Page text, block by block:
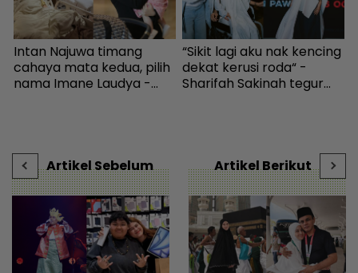
Intan Najuwa timang
cahaya mata kedua, pilih
nama Imane Laudya -
“Sikit lagi aku nak kencing
dekat kerusi roda“ -
Sharifah Sakinah tegur
Artikel Sebelum
Artikel Berikut